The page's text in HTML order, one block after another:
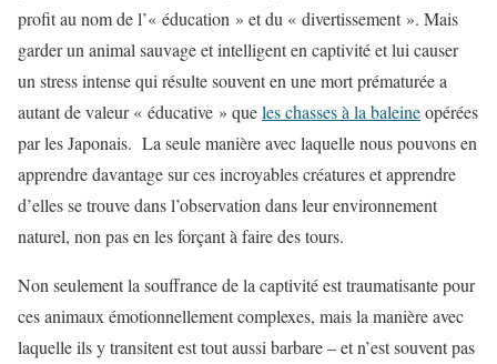
profit au nom de l’« éducation » et du « divertissement ». Mais
garder un animal sauvage et intelligent en captivité et lui causer
un stress intense qui résulte souvent en une mort prématurée a
autant de valeur « éducative » queles chasses à la baleineopérées
par les Japonais. La seule manière avec laquelle nous pouvons en
apprendre davantage sur ces incroyables créatures et apprendre
d’elles se trouve dans l’observation dans leur environnement
naturel, non pas en les forçant à faire des tours.
Non seulement la souffrance de la captivité est traumatisante pour
ces animaux émotionnellement complexes, mais la manière avec
laquelle ils y transitent est tout aussi barbare – et n’est souvent pas